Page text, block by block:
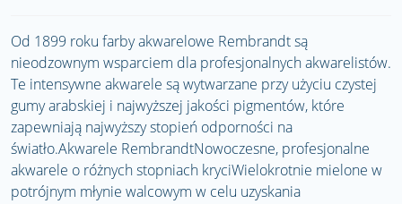
Od 1899 roku farby akwarelowe Rembrandt są
nieodzownym wsparciem dla profesjonalnych akwarelistów.
Te intensywne akwarele są wytwarzane przy użyciu czystej
gumy arabskiej i najwyższej jakości pigmentów, które
zapewniają najwyższy stopień odporności na
światło.Akwarele RembrandtNowoczesne, profesjonalne
akwarele o różnych stopniach kryciWielokrotnie mielone w
potrójnym młynie walcowym w celu uzyskania